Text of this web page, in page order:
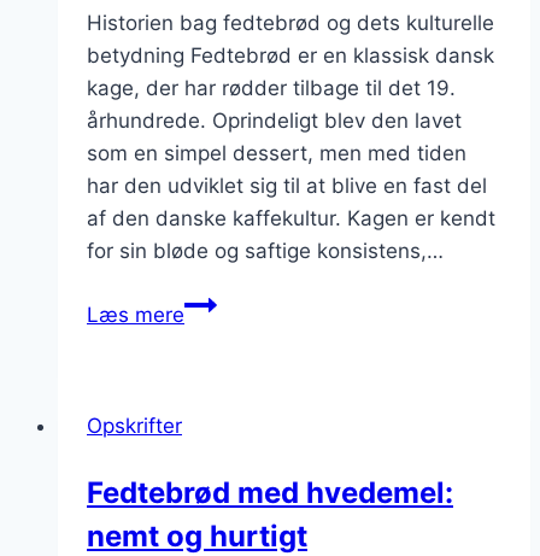
Historien bag fedtebrød og dets kulturelle
betydning Fedtebrød er en klassisk dansk
kage, der har rødder tilbage til det 19.
århundrede. Oprindeligt blev den lavet
som en simpel dessert, men med tiden
har den udviklet sig til at blive en fast del
af den danske kaffekultur. Kagen er kendt
for sin bløde og saftige konsistens,…
Læs mereFedtebrød
Opskrifter
Fedtebrød med hvedemel:
nemt og hurtigt